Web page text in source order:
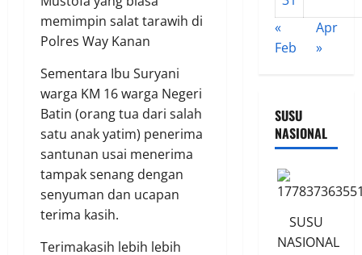
memimpin salat tarawih di
Polres Way Kanan
Sementara Ibu Suryani
warga KM 16 warga Negeri
Batin (orang tua dari salah
satu anak yatim) penerima
santunan usai menerima
tampak senang dengan
senyuman dan ucapan
terima kasih.
Terimakasih lebih lebih
«
Feb
Apr
»
SUSU
NASIONAL
SUSU
NASIONAL